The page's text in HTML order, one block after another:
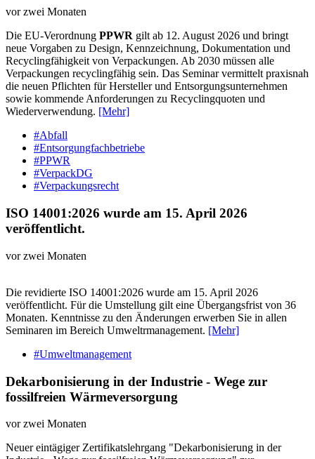
vor zwei Monaten
Die EU-Verordnung PPWR gilt ab 12. August 2026 und bringt
neue Vorgaben zu Design, Kennzeichnung, Dokumentation und
Recyclingfähigkeit von Verpackungen. Ab 2030 müssen alle
Verpackungen recyclingfähig sein. Das Seminar vermittelt praxisnah
die neuen Pflichten für Hersteller und Entsorgungsunternehmen
sowie kommende Anforderungen zu Recyclingquoten und
Wiederverwendung. [Mehr]
#Abfall
#Entsorgungfachbetriebe
#PPWR
#VerpackDG
#Verpackungsrecht
ISO 14001:2026 wurde am 15. April 2026
veröffentlicht.
vor zwei Monaten
Die revidierte ISO 14001:2026 wurde am 15. April 2026
veröffentlicht. Für die Umstellung gilt eine Übergangsfrist von 36
Monaten. Kenntnisse zu den Änderungen erwerben Sie in allen
Seminaren im Bereich Umweltrmanagement. [Mehr]
#Umweltmanagement
Dekarbonisierung in der Industrie - Wege zur
fossilfreien Wärmeversorgung
vor zwei Monaten
Neuer eintägiger Zertifikatslehrgang "Dekarbonisierung in der